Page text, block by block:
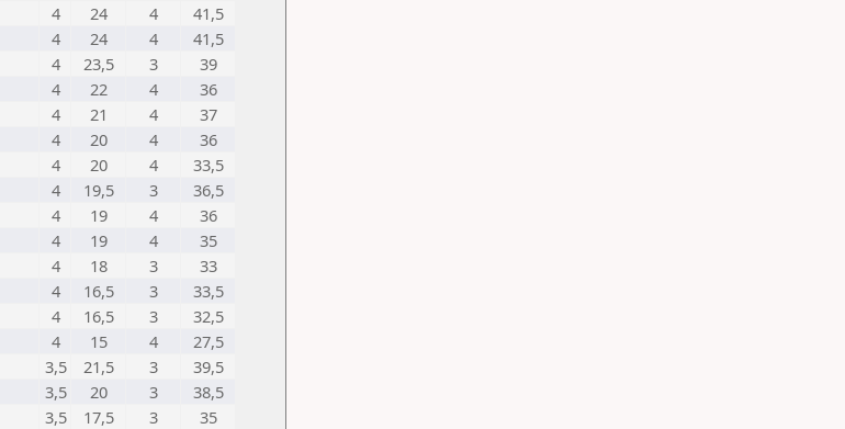
4 24 4
41,5
4 24 4
41,5
4 23,5 3
39
4 22 4
36
4 21 4
37
4 20 4
36
4 20 4
33,5
4 19,5 3
36,5
4 19 4
36
4 19 4
35
4 18 3
33
4 16,5 3
33,5
4 16,5 3
32,5
4 15 4
27,5
3,5 21,5 3
39,5
3,5 20 3
38,5
3,5 17,5 3
35